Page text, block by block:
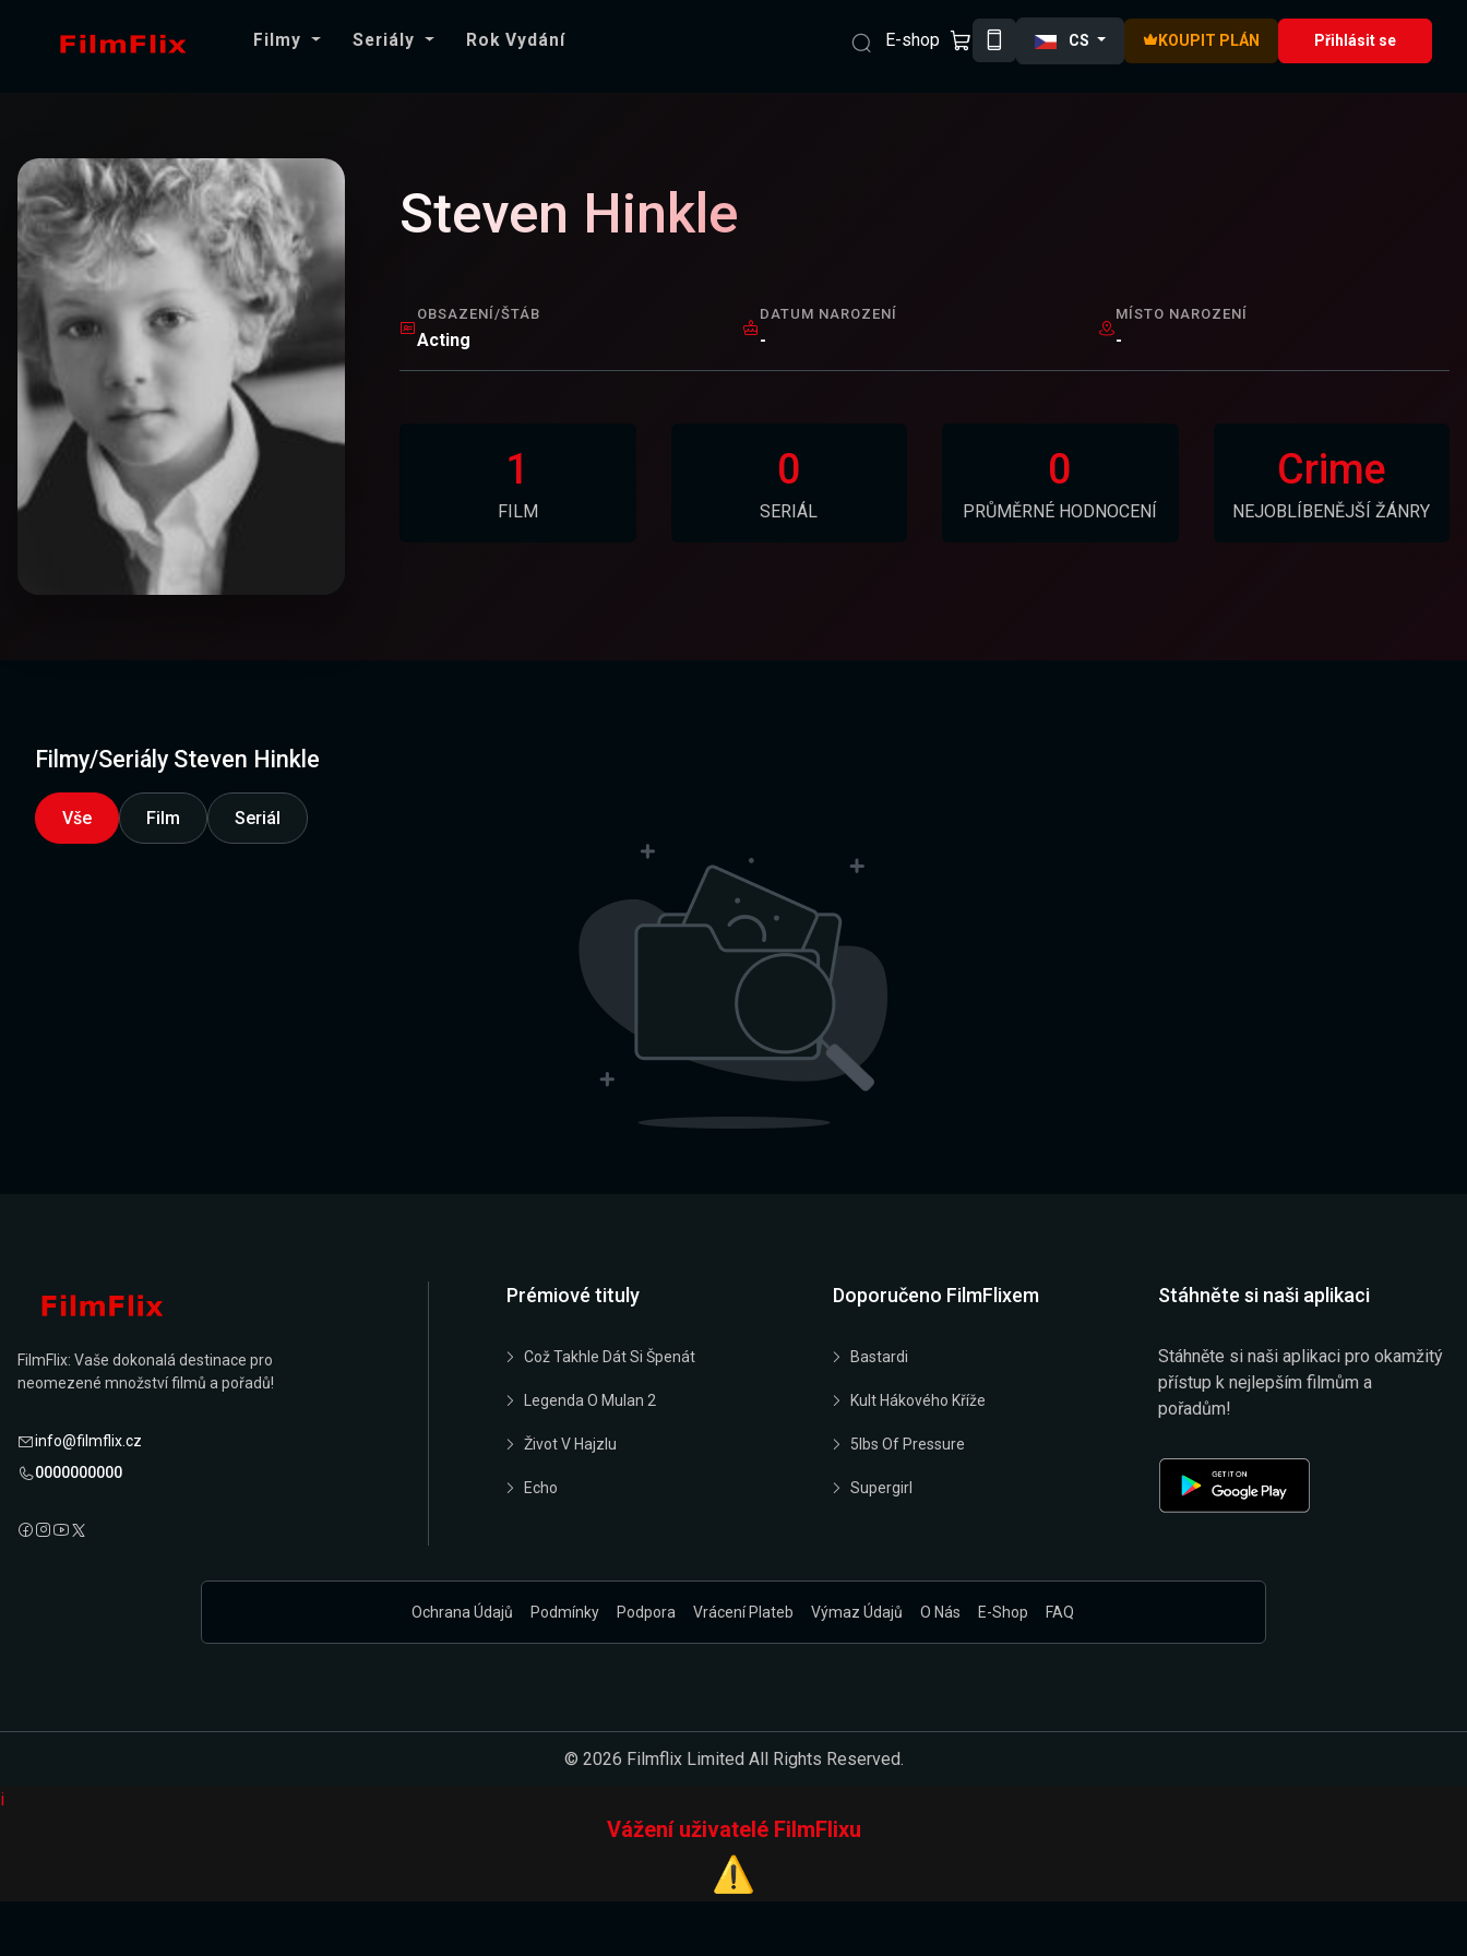
Filmy Seriály Rok Vydání E-shop CS KOUPIT PLÁN Přihlásit se
Steven Hinkle
OBSAZENÍ/ŠTÁB
Acting
DATUM NAROZENÍ
-
MÍSTO NAROZENÍ
-
1
FILM
0
SERIÁL
0
PRŮMĚRNÉ HODNOCENÍ
Crime
NEJOBLÍBENĚJŠÍ ŽÁNRY
Filmy/Seriály Steven Hinkle
Vše Film Seriál
FilmFlix: Vaše dokonalá destinace pro
neomezené množství filmů a pořadů!
info@filmflix.cz
0000000000
Prémiové tituly
Což Takhle Dát Si Špenát
Legenda O Mulan 2
Život V Hajzlu
Echo
Doporučeno FilmFlixem
Bastardi
Kult Hákového Kříže
5lbs Of Pressure
Supergirl
Stáhněte si naši aplikaci
Stáhněte si naši aplikaci pro okamžitý
přístup k nejlepším filmům a
pořadům!
Ochrana Údajů Podmínky Podpora Vrácení Plateb Výmaz Údajů O Nás E-Shop FAQ
© 2026 Filmflix Limited All Rights Reserved.
i
Vážení uživatelé FilmFlixu
⚠️